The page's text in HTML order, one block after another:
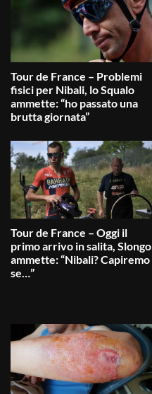
Tour de France – Problemi
fisici per Nibali, lo Squalo
ammette: “ho passato una
brutta giornata”
Tour de France – Oggi il
primo arrivo in salita, Slongo
ammette: “Nibali? Capiremo
se…”